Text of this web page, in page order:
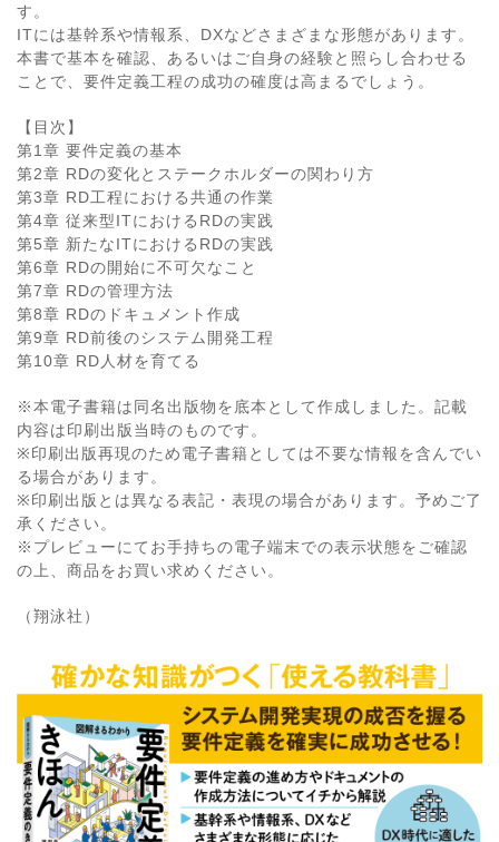
す。
ITには基幹系や情報系、DXなどさまざまな形態があります。
本書で基本を確認、あるいはご自身の経験と照らし合わせる
ことで、要件定義工程の成功の確度は高まるでしょう。
【目次】
第1章 要件定義の基本
第2章 RDの変化とステークホルダーの関わり方
第3章 RD工程における共通の作業
第4章 従来型ITにおけるRDの実践
第5章 新たなITにおけるRDの実践
第6章 RDの開始に不可欠なこと
第7章 RDの管理方法
第8章 RDのドキュメント作成
第9章 RD前後のシステム開発工程
第10章 RD人材を育てる
※本電子書籍は同名出版物を底本として作成しました。記載
内容は印刷出版当時のものです。
※印刷出版再現のため電子書籍としては不要な情報を含んでい
る場合があります。
※印刷出版とは異なる表記・表現の場合があります。予めご了
承ください。
※プレビューにてお手持ちの電子端末での表示状態をご確認
の上、商品をお買い求めください。
（翔泳社）